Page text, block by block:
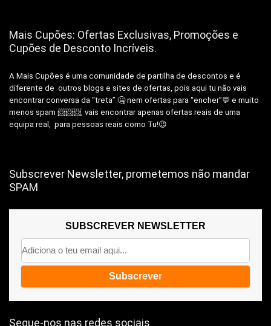
Mais Cupões: Ofertas Exclusivas, Promoções e
Cupões de Desconto Incríveis.
A Mais Cupões é uma comunidade de partilha de descontos e é
diferente de outros blogs e sites de ofertas, pois aqui tu não vais
encontrar conversa da “treta” 🤐 nem ofertas para “encher”💬 e muito
menos spam 📨📨📨, vais encontrar apenas ofertas reais de uma
equipa real, para pessoas reais como Tu!😉
Subscrever Newsletter, prometemos não mandar
SPAM
SUBSCREVER NEWSLETTER
Segue-nos nas redes sociais